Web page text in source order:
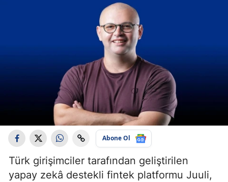
Abone Ol
Türk girişimciler tarafından geliştirilen
yapay zekâ destekli fintek platformu Juuli,